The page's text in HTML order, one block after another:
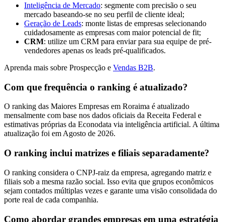
Inteligência de Mercado: segmente com precisão o seu
mercado baseando-se no seu perfil de cliente ideal;
Geração de Leads: monte listas de empresas selecionando
cuidadosamente as empresas com maior potencial de fit;
CRM: utilize um CRM para enviar para sua equipe de pré-
vendedores apenas os leads pré-qualificados.
Aprenda mais sobre Prospecção e Vendas B2B.
Com que frequência o ranking é atualizado?
O ranking das Maiores Empresas em Roraima é atualizado
mensalmente com base nos dados oficiais da Receita Federal e
estimativas próprias da Econodata via inteligência artificial. A última
atualização foi em Agosto de 2026.
O ranking inclui matrizes e filiais separadamente?
O ranking considera o CNPJ-raiz da empresa, agregando matriz e
filiais sob a mesma razão social. Isso evita que grupos econômicos
sejam contados múltiplas vezes e garante uma visão consolidada do
porte real de cada companhia.
Como abordar grandes empresas em uma estratégia